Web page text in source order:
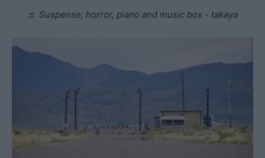
♬ Suspense, horror, piano and music box - takaya